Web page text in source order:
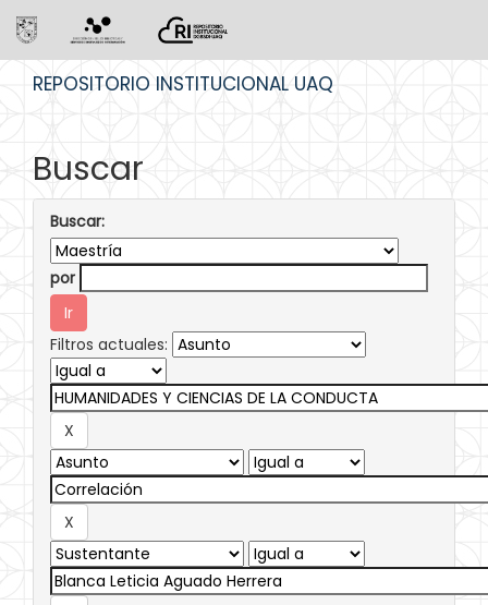
REPOSITORIO INSTITUCIONAL UAQ
Buscar
Buscar:
por
Filtros actuales: